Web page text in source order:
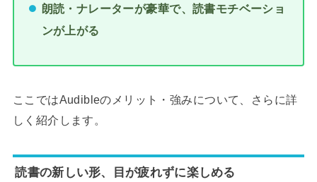
朗読・ナレーターが豪華で、読書モチベーショ
ンが上がる
ここではAudibleのメリット・強みについて、さらに詳
しく紹介します。
読書の新しい形、目が疲れずに楽しめる